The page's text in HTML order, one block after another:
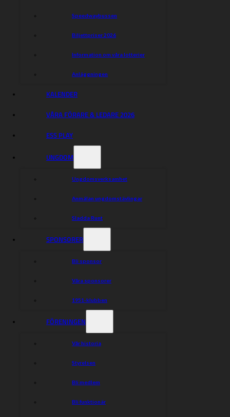
Speedwaybussen
Biljettpriser 2026
Information om våra lotterier
Anläggningen
KALENDER
VÅRA FÖRARE & LEDARE 2026
ESS PLAY
UNGDOM
Ungdomsverksamhet
Anmälan ungdomstävlingar
Sladda Runt
SPONSORER
Bli sponsor
Våra sponsorer
1951-klubben
FÖRENINGEN
Vår historia
Styrelsen
Bli medlem
Bli funktionär